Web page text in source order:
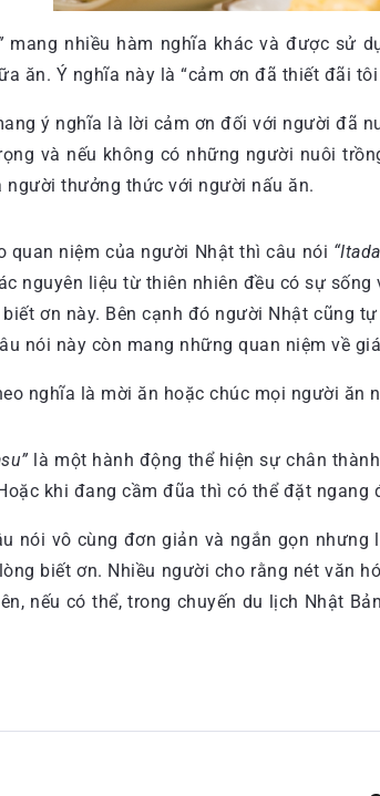
mang nhiều hàm nghĩa khác và được sử
ăn. Ý nghĩa này là “cảm ơn đã thiết đãi
ý nghĩa là lời cảm ơn đối với người đã
và nếu không có những người nuôi
thưởng thức với người nấu ăn.
quan niệm của người Nhật thì câu nói
nguyên liệu từ thiên nhiên đều có sự
ơn này. Bên cạnh đó người Nhật cũng
nói này còn mang những quan niệm về
nghĩa là mời ăn hoặc chúc mọi người ăn
là một hành động thể hiện sự chân
khi đang cầm đũa thì có thể đặt
nói vô cùng đơn giản và ngắn gọn
biết ơn. Nhiều người cho rằng nét văn
nếu có thể, trong chuyến du lịch Nhật